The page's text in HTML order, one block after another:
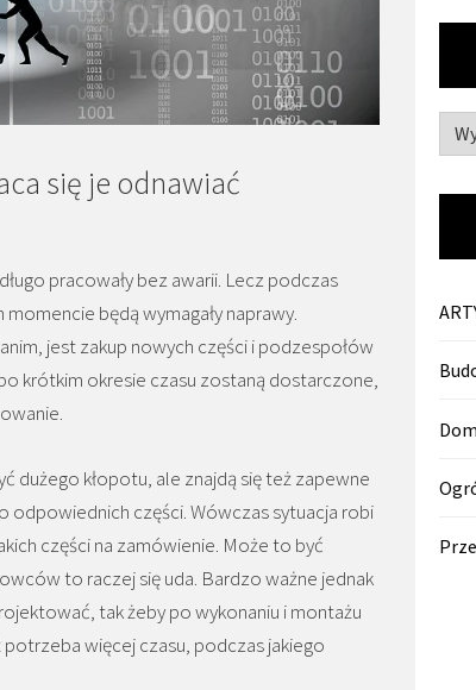
się je odnawiać
pracowały bez awarii. Lecz podczas
będą wymagały naprawy.
jest zakup nowych części i podzespołów
krótkim okresie czasu zostaną dostarczone,
dużego kłopotu, ale znajdą się też zapewne
odpowiednich części. Wówczas sytuacja robi
części na zamówienie. Może to być
to raczej się uda. Bardzo ważne jednak
tak żeby po wykonaniu i montażu
więcej czasu, podczas jakiego
Dom